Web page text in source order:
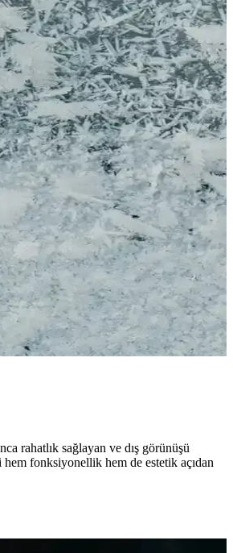
rahatlık sağlayan ve dış görünüşü
hem fonksiyonellik hem de estetik açıdan